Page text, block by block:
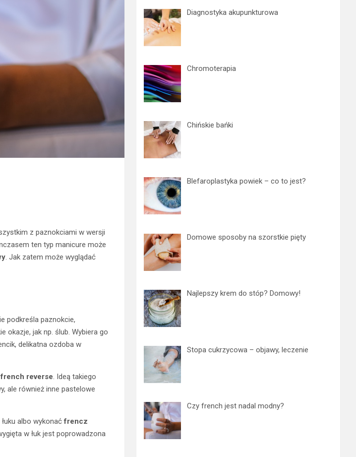
z paznokciami w wersji
ten typ manicure może
. Jak zatem może wyglądać
podkreśla paznokcie,
okazje, jak np. ślub. Wybiera go
delikatna ozdoba w
french reverse. Ideą takiego
ale również inne pastelowe
albo wykonaćfrencz
w łuk jest poprowadzona
c
h
Diagnostyka akupunkturowa
Chromoterapia
Chińskie bańki
Blefaroplastyka powiek – co to jest?
Domowe sposoby na szorstkie pięty
Najlepszy krem do stóp? Domowy!
Stopa cukrzycowa – objawy, leczenie
Czy french jest nadal modny?